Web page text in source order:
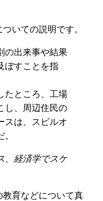
いての説明です。
の出来事や結果
ぼすことを指
たところ、工場
し、周辺住民の
スは、スピルオ
、経済学でスケ
育などについて真